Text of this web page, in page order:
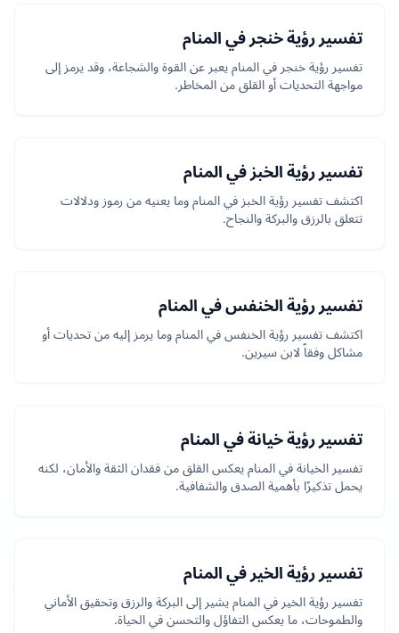
تفسير رؤية خنجر في المنام
تفسير رؤية خنجر في المنام يعبر عن القوة والشجاعة، وقد يرمز إلى
مواجهة التحديات أو القلق من المخاطر.
تفسير رؤية الخبز في المنام
اكتشف تفسير رؤية الخبز في المنام وما يعنيه من رموز ودلالات
تتعلق بالرزق والبركة والنجاح.
تفسير رؤية الخنفس في المنام
اكتشف تفسير رؤية الخنفس في المنام وما يرمز إليه من تحديات أو
مشاكل وفقاً لابن سيرين.
تفسير رؤية خيانة في المنام
تفسير الخيانة في المنام يعكس القلق من فقدان الثقة والأمان، لكنه
يحمل تذكيرًا بأهمية الصدق والشفافية.
تفسير رؤية الخير في المنام
تفسير رؤية الخير في المنام يشير إلى البركة والرزق وتحقيق الأماني
والطموحات، ما يعكس التفاؤل والتحسن في الحياة.